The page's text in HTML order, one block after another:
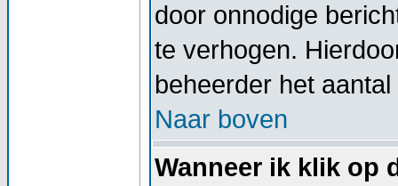
door onnodige
te verhogen.
beheerder het
Naar boven
Wanneer ik klik op